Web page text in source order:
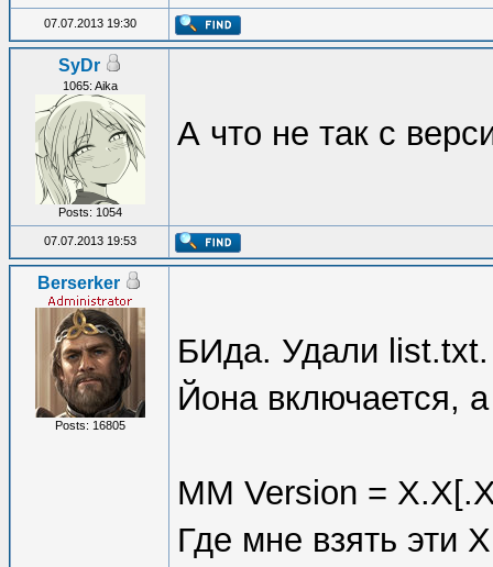
07.07.2013 19:30
SyDr
1065: Aika
Posts: 1054
А что не так с
07.07.2013 19:53
Berserker
Posts: 16805
БИда. Удали list.txt.
Йона включается,
MM Version =
Где мне взять эти